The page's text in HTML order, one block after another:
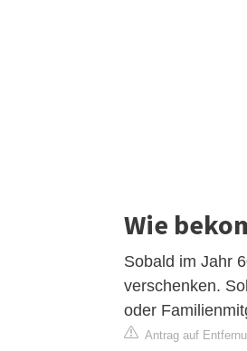
Wie
Sobald im Jahr
verschenken.
oder
Antrag auf